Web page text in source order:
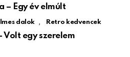
– Egy év elmúlt
dalok , Retro kedvencek
Volt egy szerelem